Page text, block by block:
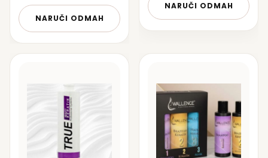
NARUČI ODMAH
NARUČI ODMAH